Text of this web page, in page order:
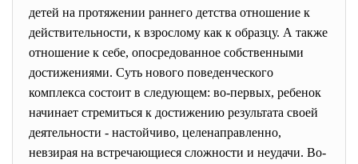
детей на протяжении раннего детства отношение к
действительности, к взрослому как к образцу. А также
отношение к себе, опосредованное собственными
достижениями. Суть нового поведенческого
комплекса состоит в следующем: во-первых, ребенок
начинает стремиться к достижению результата своей
деятельности - настойчиво, целенаправленно,
невзирая на встречающиеся сложности и неудачи. Во-